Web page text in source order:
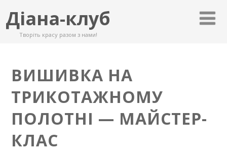
Діана-клуб
Творіть красу разом з нами!
ВИШИВКА НА
ТРИКОТАЖНОМУ
ПОЛОТНІ — МАЙСТЕР-
КЛАС